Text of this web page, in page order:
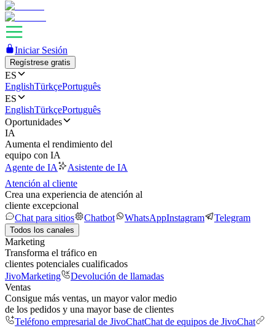
Iniciar Sesión
Regístrese gratis
ES
EnglishTürkçePortuguês
ES
EnglishTürkçePortuguês
Oportunidades
IA
Aumenta el rendimiento del
equipo con IA
Agente de IA
Asistente de IA
Atención al cliente
Crea una experiencia de atención al
cliente excepcional
Chat para sitios
Chatbot WhatsAppInstagram Telegram
Todos los canales
Marketing
Transforma el tráfico en
clientes potenciales cualificados
JivoMarketing
Devolución de llamadas
Ventas
Consigue más ventas, un mayor valor medio
de los pedidos y una mayor base de clientes
Teléfono empresarial de JivoChatChat de equipos de JivoChat